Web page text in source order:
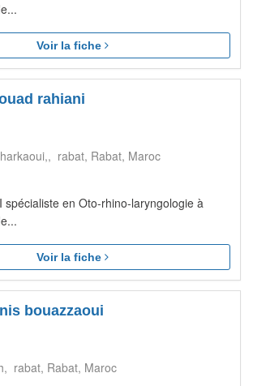
Voir la fiche
rahiani
rabat Rabat Maroc
spécialiste en Oto-rhino-laryngologie à
Voir la fiche
bouazzaoui
rabat Rabat Maroc